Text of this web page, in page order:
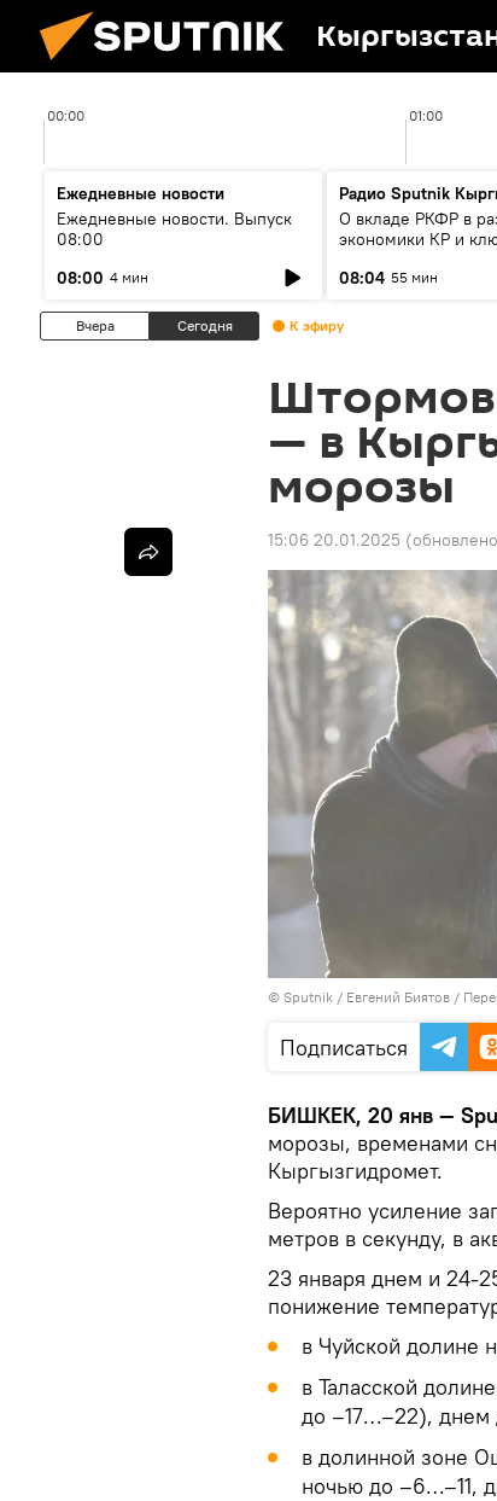
00:00 01:00
Ежедневные новости
Ежедневные новости. Выпуск
08:00
08:00 4 мин
Радио Sputnik
О вкладе РКФР в
экономики КР и
08:04 55 мин
Вчера Сегодня К эфиру
— в
морозы
15:06 20.01.2025
© Sputnik / Евгений Биятов /
Подписаться
БИШКЕК, 20 янв —
морозы, временами
Кыргызгидромет.
Вероятно усиление
метров в секунду, в
23 января днем и 24-
понижение
в Чуйской долине
в Таласской
до –17…–22), днем
в долинной зоне
ночью до –6…–11,